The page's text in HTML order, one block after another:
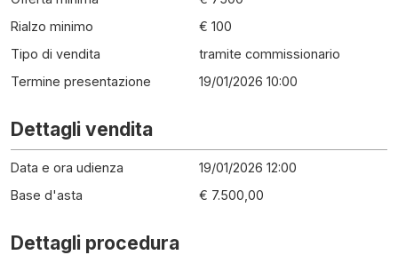
Rialzo minimo
€ 100
Tipo di vendita
tramite commissionario
Termine presentazione
19/01/2026 10:00
Dettagli vendita
Data e ora udienza
19/01/2026 12:00
Base d'asta
€ 7.500,00
Dettagli procedura